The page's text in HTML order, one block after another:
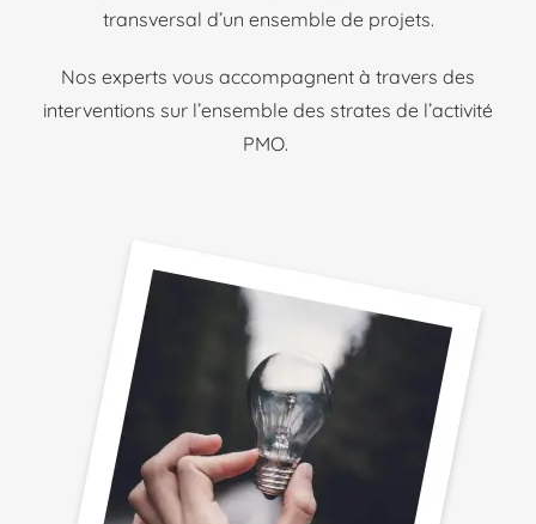
transversal d’un ensemble de projets.
Nos experts vous accompagnent à travers des
interventions sur l’ensemble des strates de l’activité
PMO.